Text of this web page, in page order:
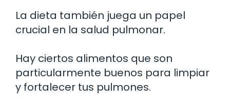
La dieta también juega un papel
crucial en la salud pulmonar.
Hay ciertos alimentos que son
particularmente buenos para limpiar
y fortalecer tus pulmones.